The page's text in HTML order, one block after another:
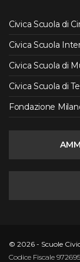
Civica Scuola di
Civica Scuola
Civica Scuola di
Civica Scuola di
Fondazione
© 2026 - Scuole
Codice Fiscale